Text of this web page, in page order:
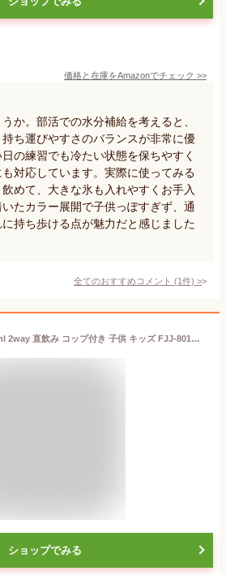
価格と在庫をAmazonでチェック >>
か。部活での水分補給を考えると、
ち運びやすさのバランスが非常に優
の練習でも冷たい状態を保ちやすく
も対応しています。実際に使ってみる
めて、大きな氷も入れやすくお手入
たカラー展開で子供っぽすぎず、通
持ち歩ける点が魅力だと感じました
全てのおすすめコメント (1件) >
サーモス 水筒 800ml 2way 直飲み コップ付き 子供 キッズ FJJ-801WF スポーツドリンク対応 ステンレス 真空断熱 保温 保冷
ショップでみる